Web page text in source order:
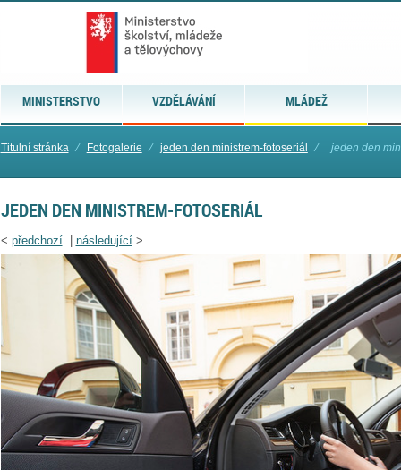
MINISTERSTVO VZDĚLÁVÁNÍ MLÁDEŽ
Titulní stránka ⁄ Fotogalerie ⁄ jeden den ministrem-fotoseriál ⁄ jeden den
JEDEN DEN MINISTREM-FOTOSERIÁL
< předchozí| následující>